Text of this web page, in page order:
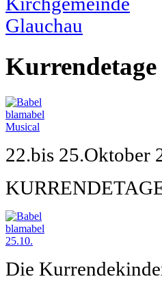
22.bis 25.Oktober
Die